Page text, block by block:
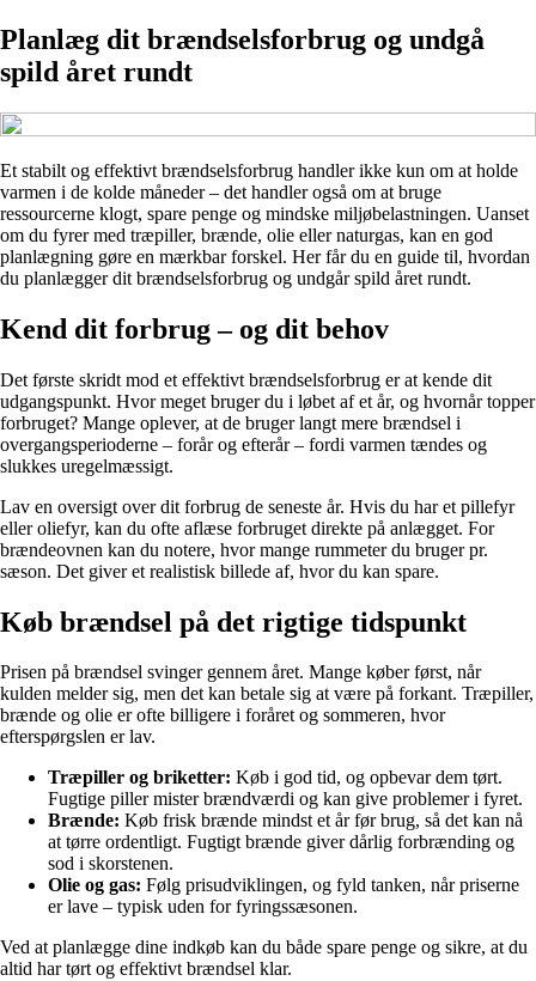
Planlæg dit brændselsforbrug og undgå
spild året rundt
Et stabilt og effektivt brændselsforbrug handler ikke kun om at holde
varmen i de kolde måneder – det handler også om at bruge
ressourcerne klogt, spare penge og mindske miljøbelastningen. Uanset
om du fyrer med træpiller, brænde, olie eller naturgas, kan en god
planlægning gøre en mærkbar forskel. Her får du en guide til, hvordan
du planlægger dit brændselsforbrug og undgår spild året rundt.
Kend dit forbrug – og dit behov
Det første skridt mod et effektivt brændselsforbrug er at kende dit
udgangspunkt. Hvor meget bruger du i løbet af et år, og hvornår topper
forbruget? Mange oplever, at de bruger langt mere brændsel i
overgangsperioderne – forår og efterår – fordi varmen tændes og
slukkes uregelmæssigt.
Lav en oversigt over dit forbrug de seneste år. Hvis du har et pillefyr
eller oliefyr, kan du ofte aflæse forbruget direkte på anlægget. For
brændeovnen kan du notere, hvor mange rummeter du bruger pr.
sæson. Det giver et realistisk billede af, hvor du kan spare.
Køb brændsel på det rigtige tidspunkt
Prisen på brændsel svinger gennem året. Mange køber først, når
kulden melder sig, men det kan betale sig at være på forkant. Træpiller,
brænde og olie er ofte billigere i foråret og sommeren, hvor
efterspørgslen er lav.
Træpiller og briketter: Køb i god tid, og opbevar dem tørt.
Fugtige piller mister brændværdi og kan give problemer i fyret.
Brænde: Køb frisk brænde mindst et år før brug, så det kan nå
at tørre ordentligt. Fugtigt brænde giver dårlig forbrænding og
sod i skorstenen.
Olie og gas: Følg prisudviklingen, og fyld tanken, når priserne
er lave – typisk uden for fyringssæsonen.
Ved at planlægge dine indkøb kan du både spare penge og sikre, at du
altid har tørt og effektivt brændsel klar.